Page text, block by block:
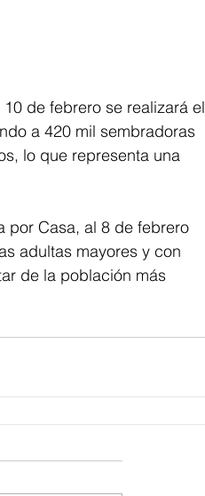
de febrero se realizará el
a 420 mil sembradoras
lo que representa una
por Casa, al 8 de febrero
adultas mayores y con
de la población más